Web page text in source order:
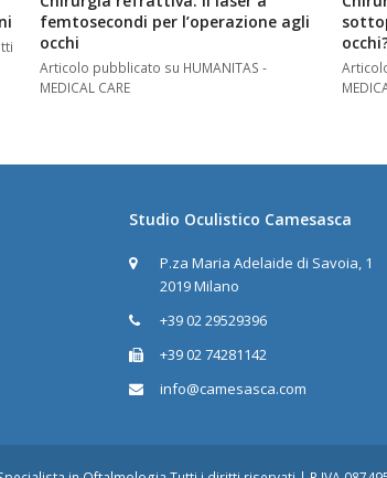
femtosecondi per l’operazione agli
occhi
Articolo pubblicato su HUMANITAS -
MEDICAL CARE
Studio Oculistico Camesasca
P.za Maria Adelaide di Savoia, 1
2019 Milano
+39 02 29529396
+39 02 74281142
info@camesasca.com